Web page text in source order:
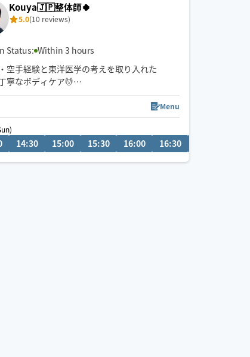
腫み
え性
の身体に合った施術でメニューをご提案させ
ます👏
お子さまやペットが居るお宅も歓迎です🐶😺
21:30 22:00 02:30 03:00
Kouya🇯🇵整体師🍀
5.0(10 reviews)
Status: Within 3 hours
空手経験と東洋医学の考えを取り入れた
寧なボディケア💆
の重だるさや全身疲労には
めです😊
Menu
14:30 15:00 15:30 16:00 16:30